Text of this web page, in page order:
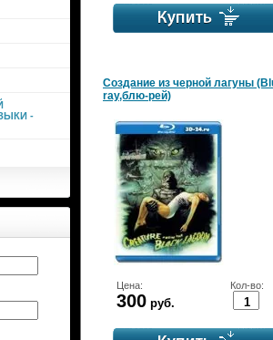
-
Создание из черной лагуны
ray,блю-рей)
Цена:
300 руб.
Кол-во: